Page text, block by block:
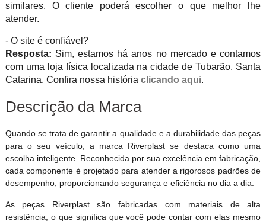
similares. O cliente poderá escolher o que melhor lhe
atender.
- O site é confiável?
Resposta: Sim, estamos há anos no mercado e contamos
com uma loja física localizada na cidade de Tubarão, Santa
Catarina. Confira nossa história clicando aqui.
Descrição da Marca
Quando se trata de garantir a qualidade e a durabilidade das peças
para o seu veículo, a marca Riverplast se destaca como uma
escolha inteligente. Reconhecida por sua excelência em fabricação,
cada componente é projetado para atender a rigorosos padrões de
desempenho, proporcionando segurança e eficiência no dia a dia.
As peças Riverplast são fabricadas com materiais de alta
resistência, o que significa que você pode contar com elas mesmo